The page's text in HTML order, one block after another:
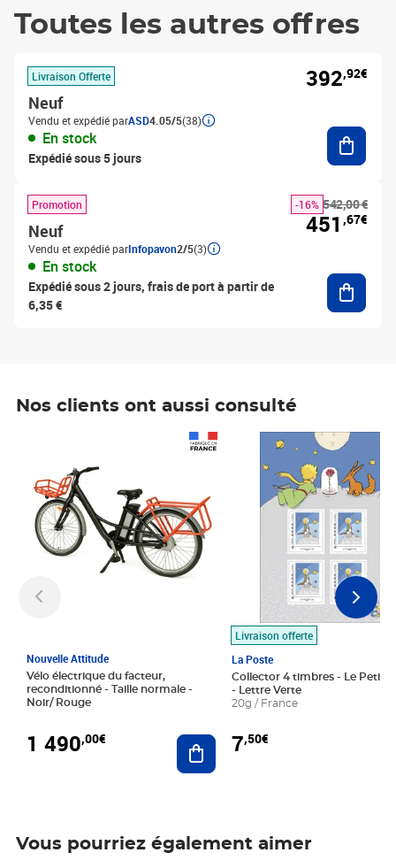
Toutes les autres offres
Livraison Offerte
Neuf
Vendu et expédié parASD4.05/5(38)
En stock
Expédié sous 5 jours
392,92€
Promotion
Neuf
Vendu et expédié parInfopavon2/5(3)
En stock
Expédié sous 2 jours, frais de port à partir de
6,35 €
542,00 €
-16%
451 ,67€
Nos clients ont aussi consulté
Nouvelle Attitude
Vélo électrique du facteur,
reconditionné - Taille normale -
Noir/ Rouge
1 490,00€ Ajouter au panier
Livraison offerte
La Poste
Collector 4 timbres - Le Petit
- Lettre Verte
20g / France
7,50€
Prix 7,50€
Vous pourriez également aimer